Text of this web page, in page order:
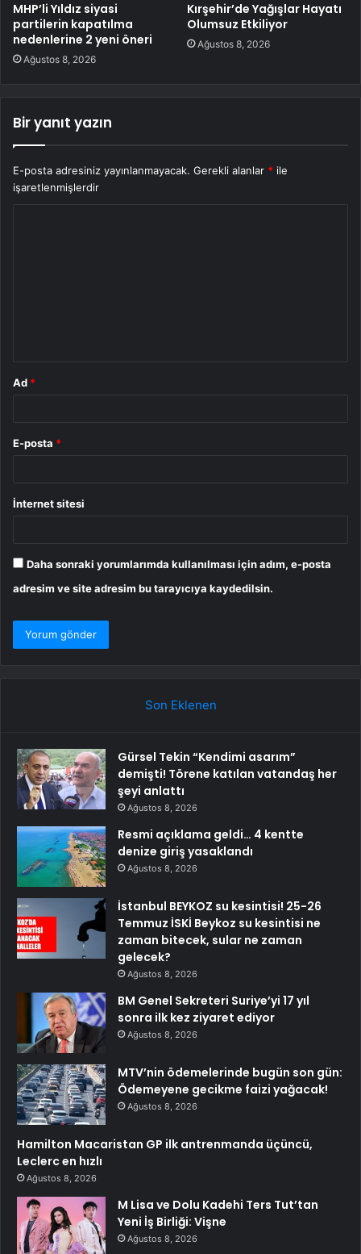
MHP’li Yıldız siyasi
partilerin kapatılma
nedenlerine 2 yeni öneri
Ağustos 8, 2026
Kırşehir’de Yağışlar Hayatı
Olumsuz Etkiliyor
Ağustos 8, 2026
Bir yanıt yazın
E-posta adresiniz yayınlanmayacak. Gerekli alanlar * ile
işaretlenmişlerdir
Ad *
E-posta *
İnternet sitesi
Daha sonraki yorumlarımda kullanılması için adım, e-posta
adresim ve site adresim bu tarayıcıya kaydedilsin.
Son Eklenen
Gürsel Tekin “Kendimi asarım”
demişti! Törene katılan vatandaş her
şeyi anlattı
Ağustos 8, 2026
Resmi açıklama geldi… 4 kentte
denize giriş yasaklandı
Ağustos 8, 2026
İstanbul BEYKOZ su kesintisi! 25-26
Temmuz İSKİ Beykoz su kesintisi ne
zaman bitecek, sular ne zaman
gelecek?
Ağustos 8, 2026
BM Genel Sekreteri Suriye’yi 17 yıl
sonra ilk kez ziyaret ediyor
Ağustos 8, 2026
MTV’nin ödemelerinde bugün son gün:
Ödemeyene gecikme faizi yağacak!
Ağustos 8, 2026
Hamilton Macaristan GP ilk antrenmanda üçüncü,
Leclerc en hızlı
Ağustos 8, 2026
M Lisa ve Dolu Kadehi Ters Tut’tan
Yeni İş Birliği: Vişne
Ağustos 8, 2026